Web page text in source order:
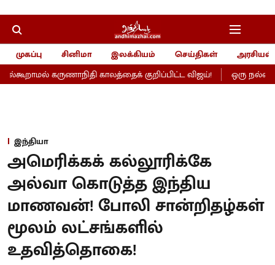
முகப்பு சினிமா இலக்கியம் செய்திகள்
அரசியல்
கருணாநிதி காலத்தைக் குறிப்பிட்ட விஜய்!
ஒரு நல்ல
இந்தியா
அமெரிக்கக் கல்லூரிக்கே
அல்வா கொடுத்த இந்திய
மாணவன்! போலி சான்றிதழ்கள்
மூலம் லட்சங்களில்
உதவித்தொகை!